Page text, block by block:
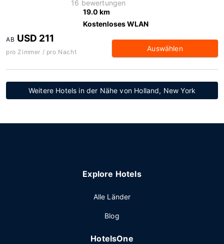
16 bewertungen
19.0 km
Kostenloses WLAN
AB USD 211
pro Zimmer / pro Nacht Auswählen
Weitere Hotels in der Nähe von Holland, New York
Explore Hotels
Alle Länder
Blog
HotelsOne